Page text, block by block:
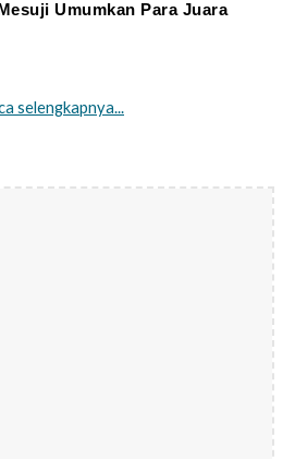
Umumkan Para Juara
selengkapnya...